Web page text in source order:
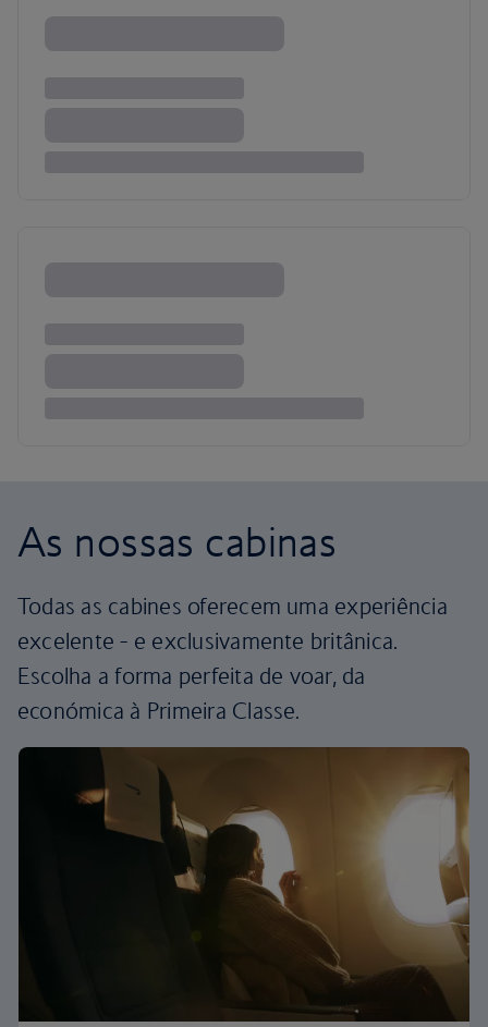
As nossas cabinas
Todas as cabines oferecem uma experiência
excelente - e exclusivamente britânica.
Escolha a forma perfeita de voar, da
económica à Primeira Classe.